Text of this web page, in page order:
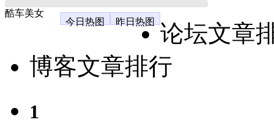
酷车美女
今日热图
昨日热图
论坛文章
博客文章排行
1